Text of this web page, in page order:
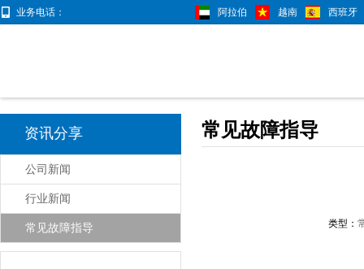
业务电话： 阿拉伯 越南 西班牙
资讯分享
公司新闻
行业新闻
常见故障指导
常见故障指导
类型：